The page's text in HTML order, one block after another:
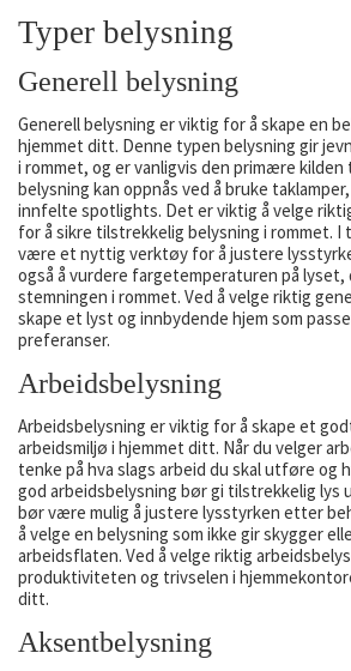
Typer belysning
Generell belysning
Generell belysning er viktig for å skape en
hjemmet ditt. Denne typen belysning gir
i rommet, og er vanligvis den primære kilden
belysning kan oppnås ved å bruke
innfelte spotlights. Det er viktig å velge
for å sikre tilstrekkelig belysning i rommet. I
være et nyttig verktøy for å justere
også å vurdere fargetemperaturen på lyset,
stemningen i rommet. Ved å velge riktig
skape et lyst og innbydende hjem som
preferanser.
Arbeidsbelysning
Arbeidsbelysning er viktig for å skape et
arbeidsmiljø i hjemmet ditt. Når du velger
tenke på hva slags arbeid du skal utføre og
god arbeidsbelysning bør gi tilstrekkelig lys
bør være mulig å justere lysstyrken etter
å velge en belysning som ikke gir skygger
arbeidsflaten. Ved å velge riktig
produktiviteten og trivselen i
ditt.
Aksentbelysning